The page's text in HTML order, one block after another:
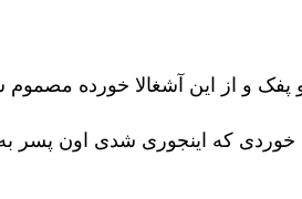
پفک و از این آشغالا خورده مصموم
خوردی که اینجوری شدی اون پسر